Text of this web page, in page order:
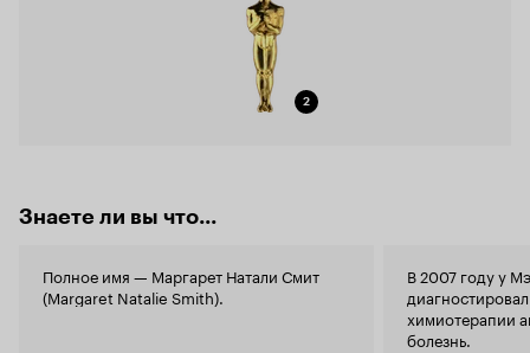
2
Знаете ли вы что...
Полное имя — Маргарет Натали Смит
(Margaret Natalie Smith).
В 2007 году у
химиотерапии
болезнь.